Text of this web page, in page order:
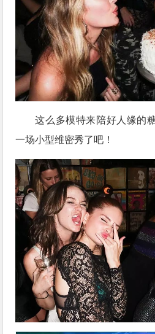
这么多模特来陪好人缘的
一场小型维密秀了吧！